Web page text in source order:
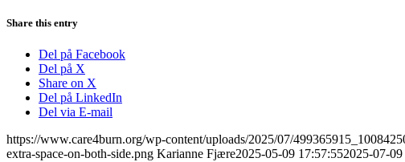
Share this entry
Del på Facebook
Del på X
Share on X
Del på LinkedIn
Del via E-mail
https://www.care4burn.org/wp-content/uploads/2025/07/
extra-space-on-both-side.png Karianne Fjære2025-05-09 17:57:552025-07-